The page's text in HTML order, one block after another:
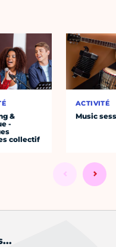
&
-
collectif
ACTIVITÉ
Music